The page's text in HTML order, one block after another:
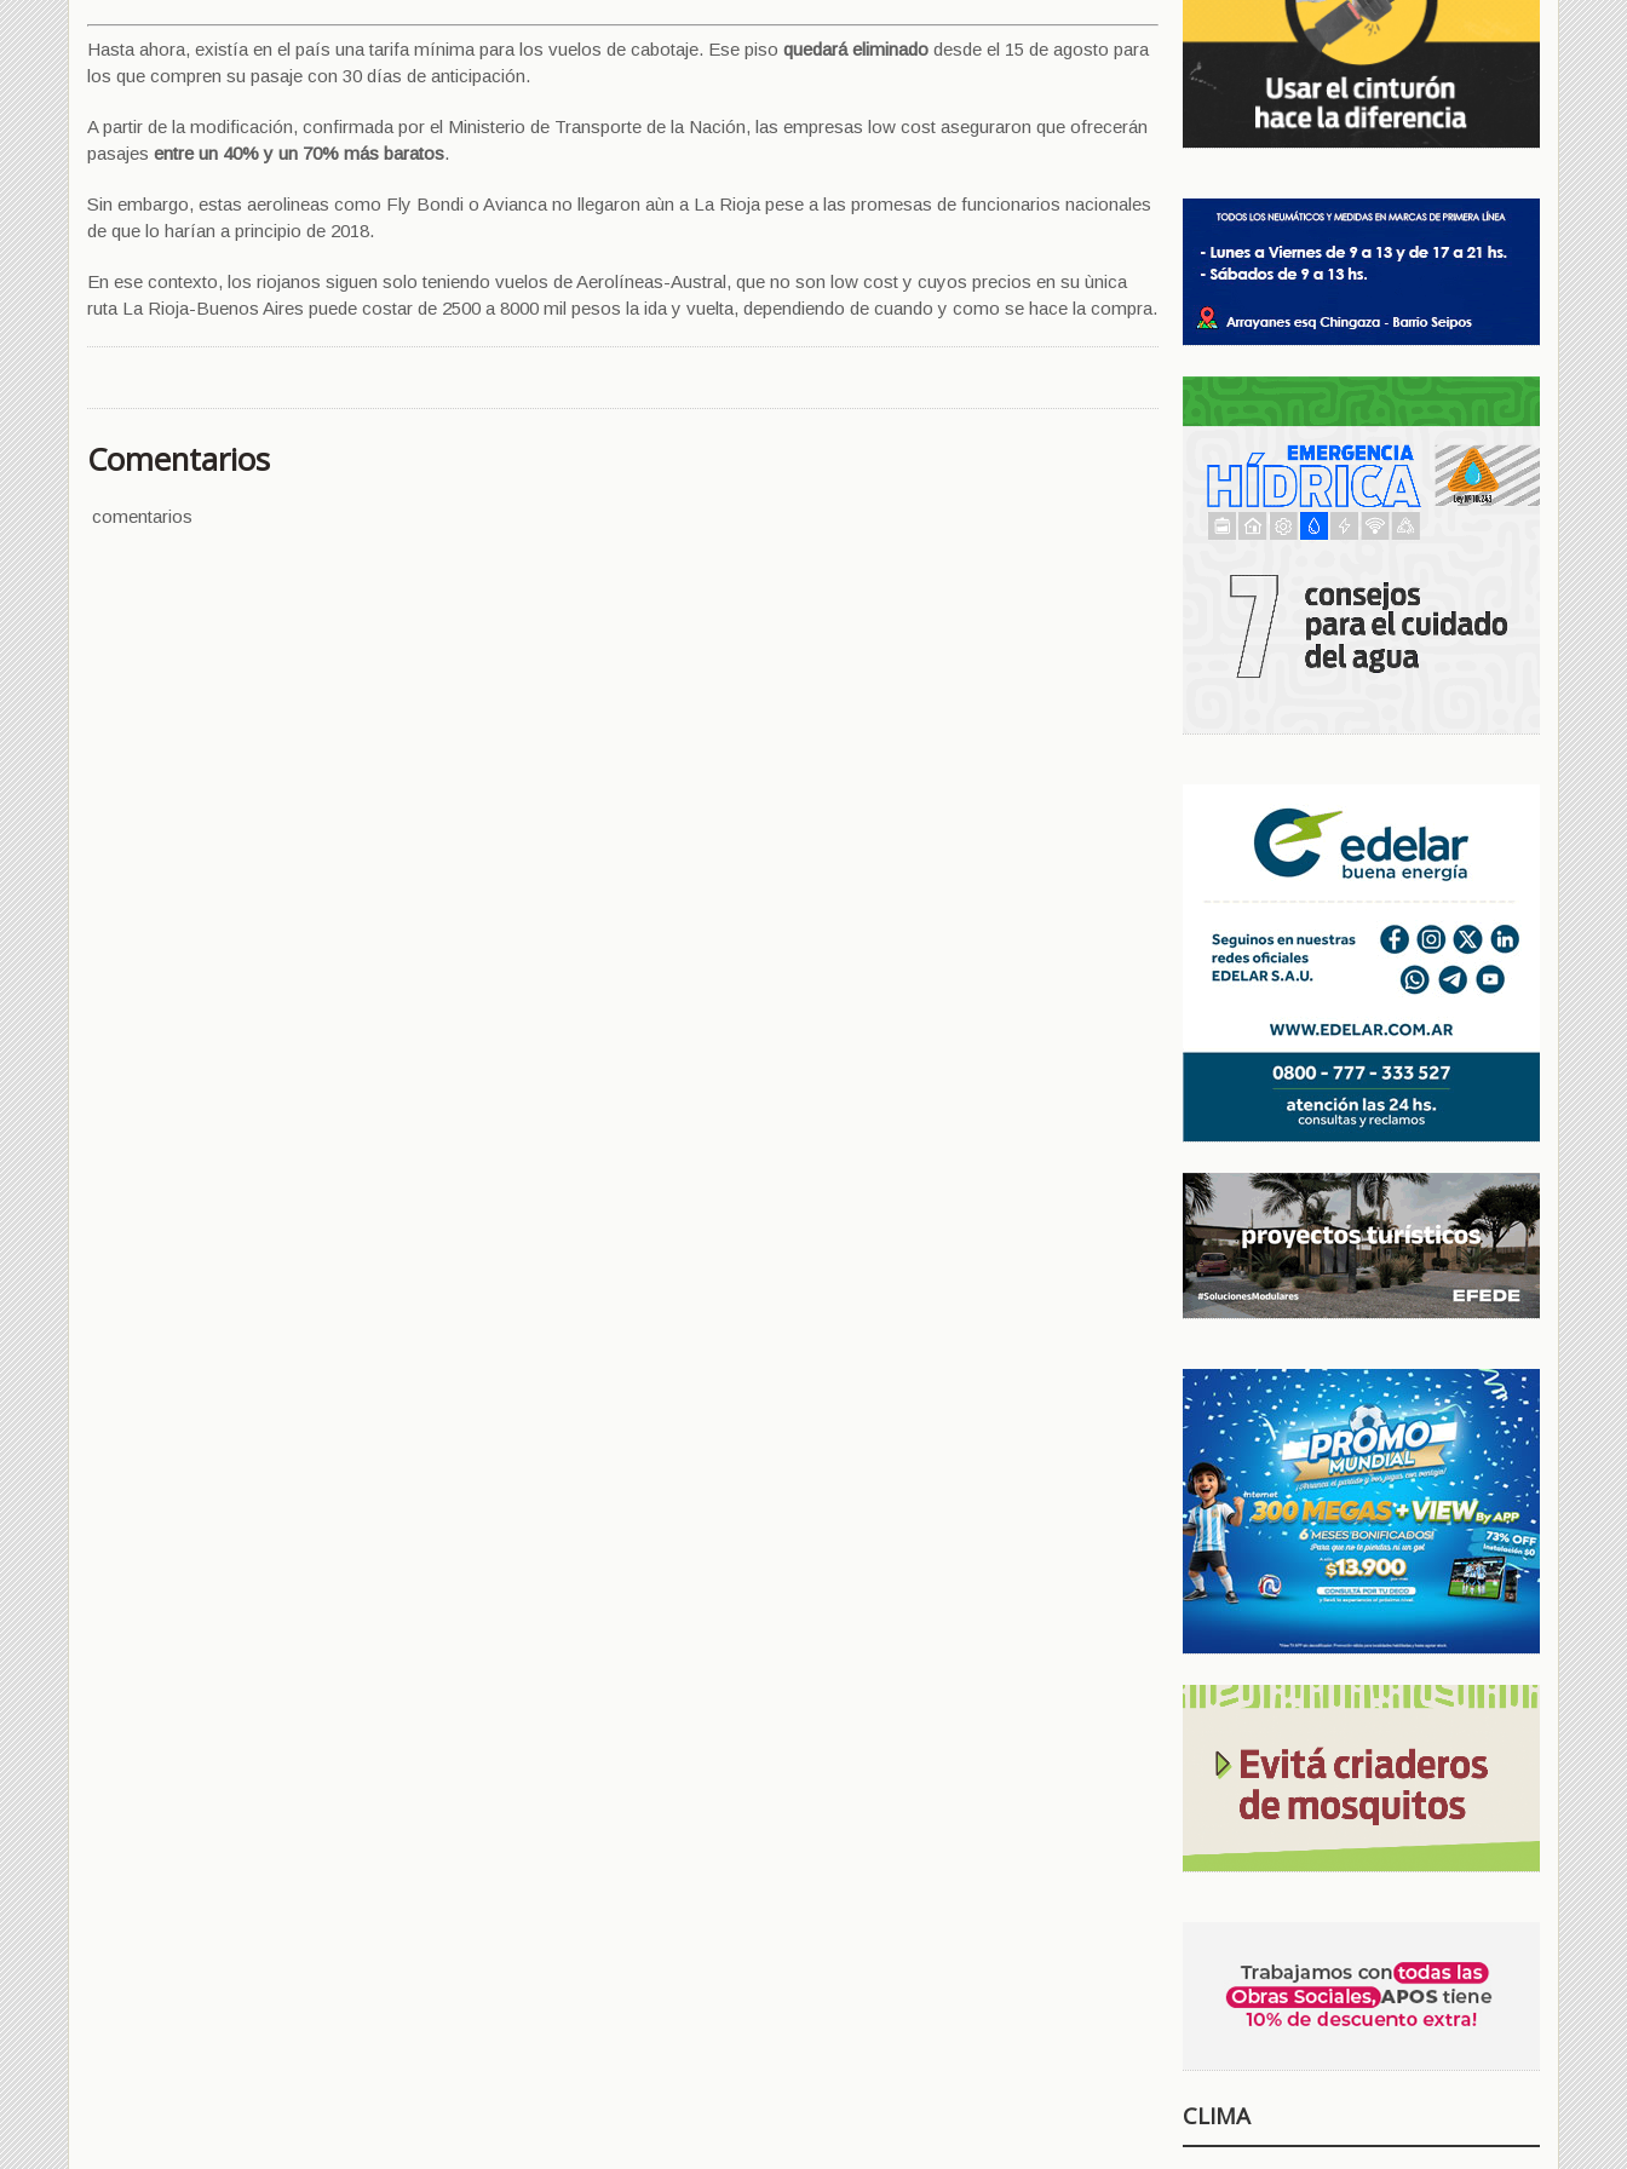
Hasta ahora, existía en el país una tarifa mínima para los vuelos de cabotaje. Ese piso quedará eliminado desde el 15 de agosto para
los que compren su pasaje con 30 días de anticipación.
A partir de la modificación, confirmada por el Ministerio de Transporte de la Nación, las empresas low cost aseguraron que ofrecerán
pasajes entre un 40% y un 70% más baratos.
Sin embargo, estas aerolineas como Fly Bondi o Avianca no llegaron aùn a La Rioja pese a las promesas de funcionarios nacionales
de que lo harían a principio de 2018.
En ese contexto, los riojanos siguen solo teniendo vuelos de Aerolíneas-Austral, que no son low cost y cuyos precios en su ùnica
ruta La Rioja-Buenos Aires puede costar de 2500 a 8000 mil pesos la ida y vuelta, dependiendo de cuando y como se hace la compra.
Comentarios
comentarios
CLIMA